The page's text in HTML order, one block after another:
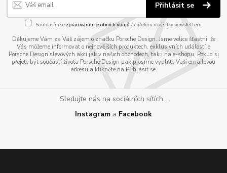
Přihlásit se
Souhlasím se zpracováním osobních údajůza účelem rozesílky newsletteru.
Děkujeme Vám za Váš zájem o značku Porsche Design. Jsme velice šťastni, že
Vás můžeme informovat o nejnovějších produktech, exklusivních událostí a
Porsche Design slevových akcí jak v našich obchodech, tak i na e-shopu. Pokud si
přejete být součástí života Porsche Design pak prosíme vyplňte Vaši emailovou
adresu a klikněte na Přihlásit se.
Sledujte nás na sociálních sítích...
Instagram a Facebook